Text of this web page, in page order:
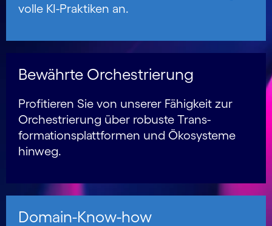
volle KI-Praktiken an.
Bewährte Orchestrierung
Profitieren Sie von unserer Fähigkeit zur
Orchestrierung über robuste Trans­
formations­plattformen und Öko­systeme
hinweg.
Domain-Know-how